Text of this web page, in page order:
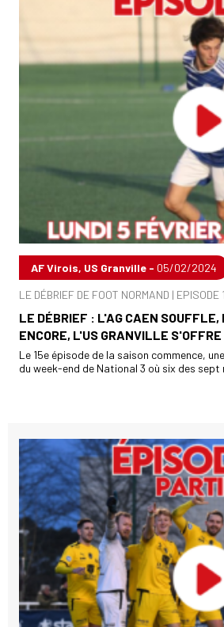
AF Virois, US Granville - 05/02/2024
LE DÉBRIEF DE FOOT NORMAND | EPISODE
LE DÉBRIEF : L'AG CAEN
ENCORE, L'US GRANVILLE
Le 15e épisode de la saison commence,
du week-end de National 3 où six des